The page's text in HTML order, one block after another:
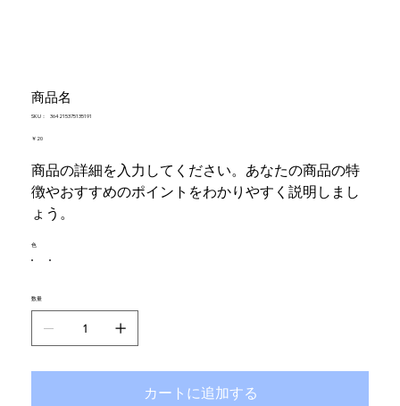
商品名
SKU：
SKU：
364215375135191
価
￥20
商品の詳細を入力してください。あなたの商品の特
徴やおすすめのポイントをわかりやすく説明しまし
ょう。
色
数量
カートに追加する